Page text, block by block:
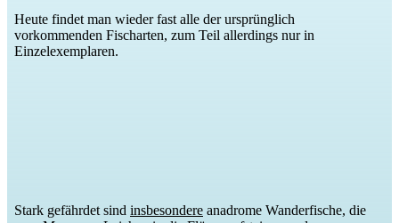
Heute findet man wieder fast alle der ursprünglich
vorkommenden Fischarten, zum Teil allerdings nur in
Einzelexemplaren.
Stark gefährdet sind insbesondere anadrome Wanderfische, die